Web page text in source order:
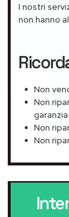
I nostri
non hanno
Non
Non
garanzia
Non
Non